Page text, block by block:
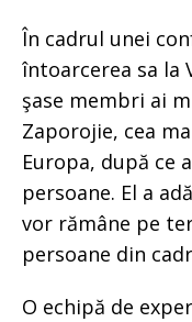
În cadrul unei
întoarcerea sa la
şase membri ai
Zaporojie, cea
Europa, după ce
persoane. El a
vor rămâne pe
persoane din
O echipă de